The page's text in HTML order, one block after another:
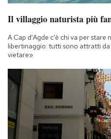
Il villaggio naturista più
A Cap d'Agde c'è chi va per stare
libertinaggio: tutti sono attratti
vietare»